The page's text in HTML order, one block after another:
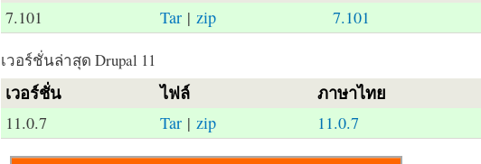
7.101 Tar| zip 7.101
เวอร์ชั่นล่าสุด Drupal 11
เวอร์ชั่น ไฟล์ ภาษาไทย
11.0.7 Tar| zip 11.0.7